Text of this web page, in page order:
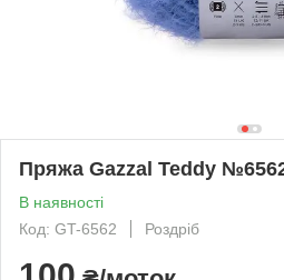
Пряжа Gazzal Teddy
В наявності
Код: GT-6562
Роздріб